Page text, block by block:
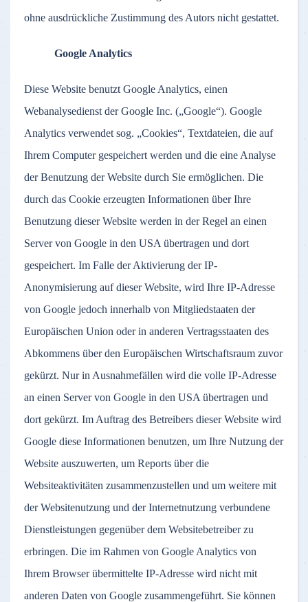
ohne ausdrückliche Zustimmung des Autors nicht gestattet.
Google Analytics
Diese Website benutzt Google Analytics, einen
Webanalysedienst der Google Inc. („Google“). Google
Analytics verwendet sog. „Cookies“, Textdateien, die auf
Ihrem Computer gespeichert werden und die eine Analyse
der Benutzung der Website durch Sie ermöglichen. Die
durch das Cookie erzeugten Informationen über Ihre
Benutzung dieser Website werden in der Regel an einen
Server von Google in den USA übertragen und dort
gespeichert. Im Falle der Aktivierung der IP-
Anonymisierung auf dieser Website, wird Ihre IP-Adresse
von Google jedoch innerhalb von Mitgliedstaaten der
Europäischen Union oder in anderen Vertragsstaaten des
Abkommens über den Europäischen Wirtschaftsraum zuvor
gekürzt. Nur in Ausnahmefällen wird die volle IP-Adresse
an einen Server von Google in den USA übertragen und
dort gekürzt. Im Auftrag des Betreibers dieser Website wird
Google diese Informationen benutzen, um Ihre Nutzung der
Website auszuwerten, um Reports über die
Websiteaktivitäten zusammenzustellen und um weitere mit
der Websitenutzung und der Internetnutzung verbundene
Dienstleistungen gegenüber dem Websitebetreiber zu
erbringen. Die im Rahmen von Google Analytics von
Ihrem Browser übermittelte IP-Adresse wird nicht mit
anderen Daten von Google zusammengeführt. Sie können